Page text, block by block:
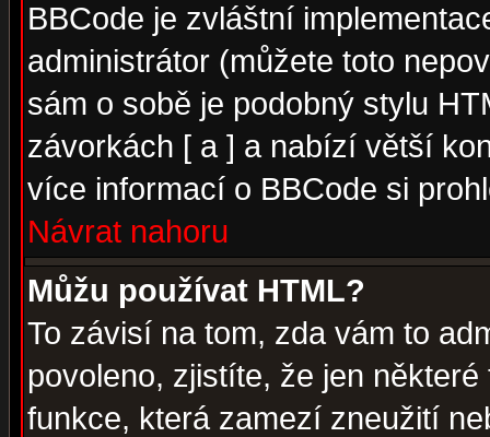
BBCode je zvláštní
administrátor (můžete toto
sám o sobě je podobný stylu
závorkách [ a ] a nabízí větší
více informací o BBCode si
Návrat nahoru
Můžu používat HTML?
To závisí na tom, zda vám to
povoleno, zjistíte, že jen
funkce, která zamezí zneužití